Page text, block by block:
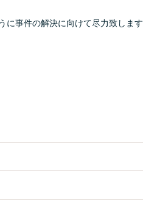
事件の解決に向けて尽力致します